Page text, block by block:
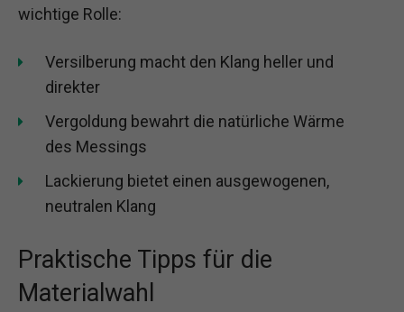
wichtige Rolle:
Versilberung macht den Klang heller und
direkter
Vergoldung bewahrt die natürliche Wärme
des Messings
Lackierung bietet einen ausgewogenen,
neutralen Klang
Praktische Tipps für die
Materialwahl